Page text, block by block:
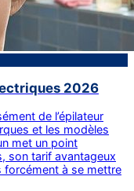
2026
de l’épilateur
et les modèles
met un point
son tarif avantageux
forcément à se mettre